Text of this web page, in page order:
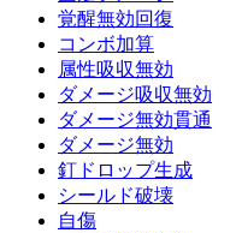
覚醒無効回復
コンボ加算
属性吸収無効
ダメージ吸収無効
ダメージ無効貫通
ダメージ無効
釘ドロップ生成
シールド破壊
自傷